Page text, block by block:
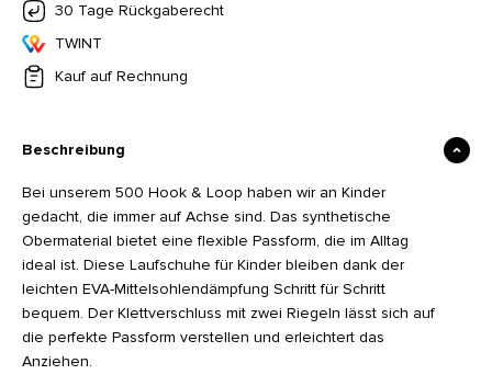
30 Tage Rückgaberecht
TWINT
Kauf auf Rechnung
Beschreibung
Bei unserem 500 Hook & Loop haben wir an Kinder
gedacht, die immer auf Achse sind. Das synthetische
Obermaterial bietet eine flexible Passform, die im Alltag
ideal ist. Diese Laufschuhe für Kinder bleiben dank der
leichten EVA-Mittelsohlendämpfung Schritt für Schritt
bequem. Der Klettverschluss mit zwei Riegeln lässt sich auf
die perfekte Passform verstellen und erleichtert das
Anziehen.